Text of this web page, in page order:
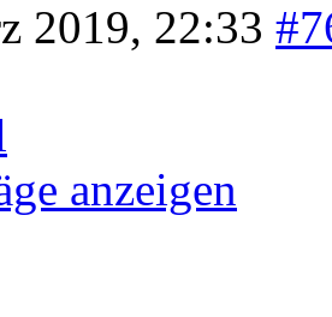
2019, 22:33
anzeigen